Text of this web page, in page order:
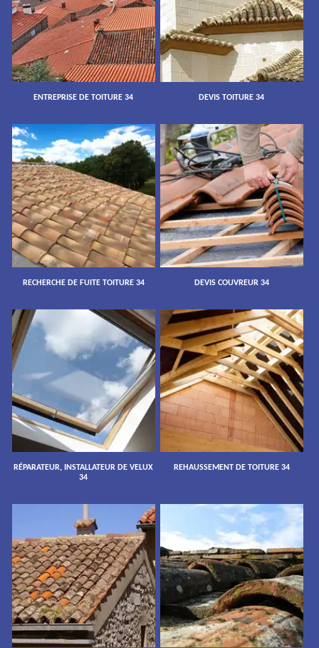
ENTREPRISE DE TOITURE 34 DEVIS TOITURE 34
RECHERCHE DE FUITE TOITURE 34 DEVIS COUVREUR 34
RÉPARATEUR, INSTALLATEUR DE VELUX
34
REHAUSSEMENT DE TOITURE 34